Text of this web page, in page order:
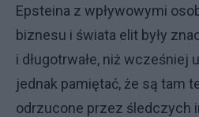
Epsteina z wpływowymi
biznesu i świata elit były
i długotrwałe, niż wcześniej
jednak pamiętać, że są tam
odrzucone przez śledczych